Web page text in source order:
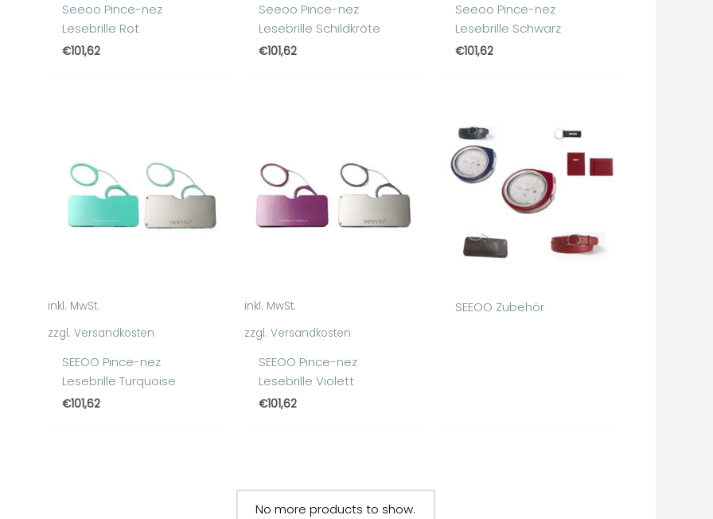
Seeoo Pince-nez
Lesebrille Rot
€101,62
Seeoo Pince-nez
Lesebrille Schildkröte
€101,62
Seeoo Pince-nez
Lesebrille Schwarz
€101,62
inkl. MwSt.
zzgl. Versandkosten
SEEOO Pince-nez
Lesebrille Turquoise
€101,62
inkl. MwSt.
zzgl. Versandkosten
SEEOO Pince-nez
Lesebrille Violett
€101,62
SEEOO Zubehör
No more products to show.